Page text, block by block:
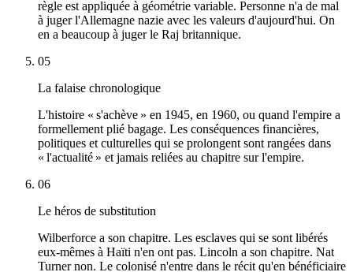
règle est appliquée à géométrie variable. Personne n'a de mal
à juger l'Allemagne nazie avec les valeurs d'aujourd'hui. On
en a beaucoup à juger le Raj britannique.
05
La falaise chronologique
L'histoire « s'achève » en 1945, en 1960, ou quand l'empire a
formellement plié bagage. Les conséquences financières,
politiques et culturelles qui se prolongent sont rangées dans
« l'actualité » et jamais reliées au chapitre sur l'empire.
06
Le héros de substitution
Wilberforce a son chapitre. Les esclaves qui se sont libérés
eux-mêmes à Haïti n'en ont pas. Lincoln a son chapitre. Nat
Turner non. Le colonisé n'entre dans le récit qu'en bénéficiaire